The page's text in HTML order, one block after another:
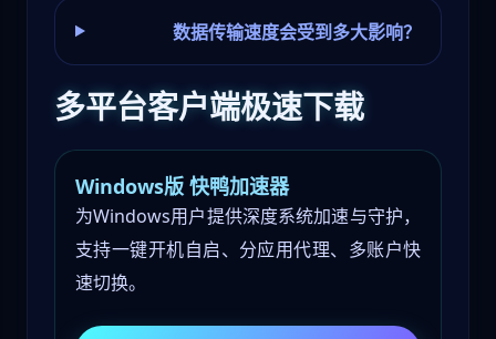
数据传输速度会受到多大影响？
多平台客户端极速下载
Windows版 快鸭加速器
为Windows用户提供深度系统加速与守护，
支持一键开机自启、分应用代理、多账户快
速切换。